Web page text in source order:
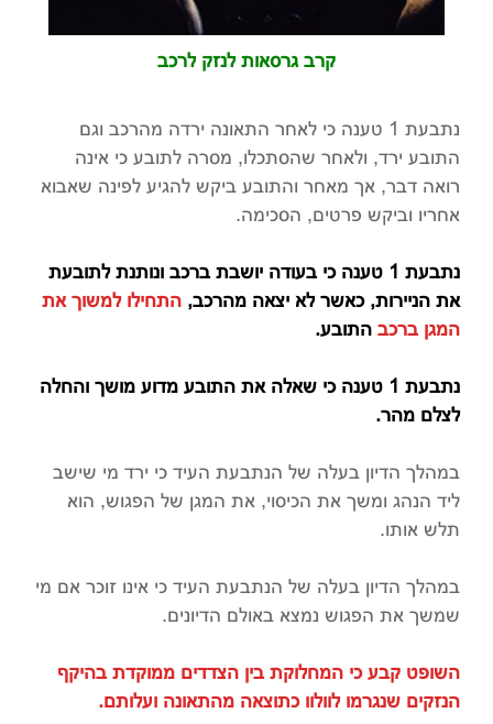
קרב גרסאות לנזק לרכב
נתבעת 1 טענה כי לאחר התאונה ירדה מהרכב וגם
התובע ירד, ולאחר שהסתכלו, מסרה לתובע כי אינה
רואה דבר, אך מאחר והתובע ביקש להגיע לפינה שאבוא
אחריו וביקש פרטים, הסכימה.
נתבעת 1 טענה כי בעודה יושבת ברכב ונותנת לתובעת
את הניירות, כאשר לא יצאה מהרכב, התחילו למשוך את
המגן ברכב התובע.
נתבעת 1 טענה כי שאלה את התובע מדוע מושך והחלה
לצלם מהר.
במהלך הדיון בעלה של הנתבעת העיד כי ירד מי שישב
ליד הנהג ומשך את הכיסוי, את המגן של הפגוש, הוא
תלש אותו.
במהלך הדיון בעלה של הנתבעת העיד כי אינו זוכר אם מי
שמשך את הפגוש נמצא באולם הדיונים.
השופט קבע כי המחלוקת בין הצדדים ממוקדת בהיקף
הנזקים שנגרמו לוולוו כתוצאה מהתאונה ועלותם.